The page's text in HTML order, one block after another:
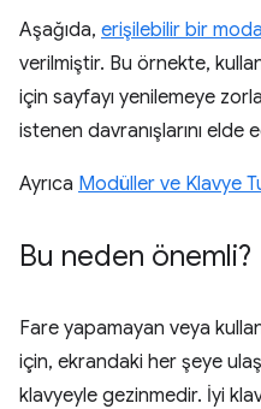
Aşağıda, erişilebilir bir
verilmiştir. Bu örnekte,
için sayfayı yenilemeye
istenen davranışlarını elde
Ayrıca Modüller ve Klavye
Bu neden önemli?
Fare yapamayan veya
için, ekrandaki her şeye
klavyeyle gezinmedir. İyi